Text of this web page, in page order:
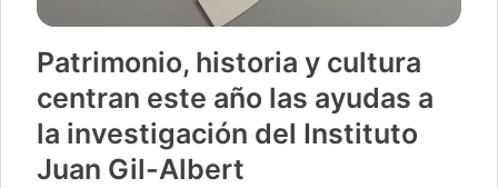
Patrimonio, historia y cultura
centran este año las ayudas a
la investigación del Instituto
Juan Gil-Albert